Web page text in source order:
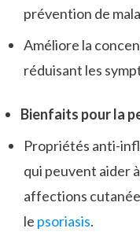
prévention de
Améliore la
réduisant les
Bienfaits pour la
Propriétés anti-
qui peuvent aider
affections
le psoriasis.